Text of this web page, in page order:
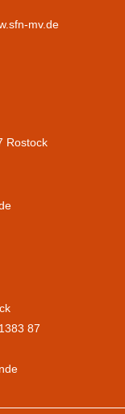
mv.de
Rostock
87